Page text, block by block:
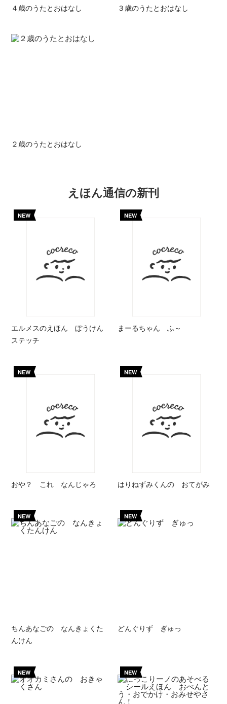
４歳のうたとおはなし ３歳のうたとおはなし
２歳のうたとおはなし
えほん通信の新刊
NEW
エルメスのえほん ぼうけん
ステッチ
NEW
まーるちゃん ふ～
NEW
おや？ これ なんじゃろ
NEW
はりねずみくんの おてがみ
NEW
ちんあなごの なんきょくた
んけん
NEW
どんぐりず ぎゅっ
NEW NEW